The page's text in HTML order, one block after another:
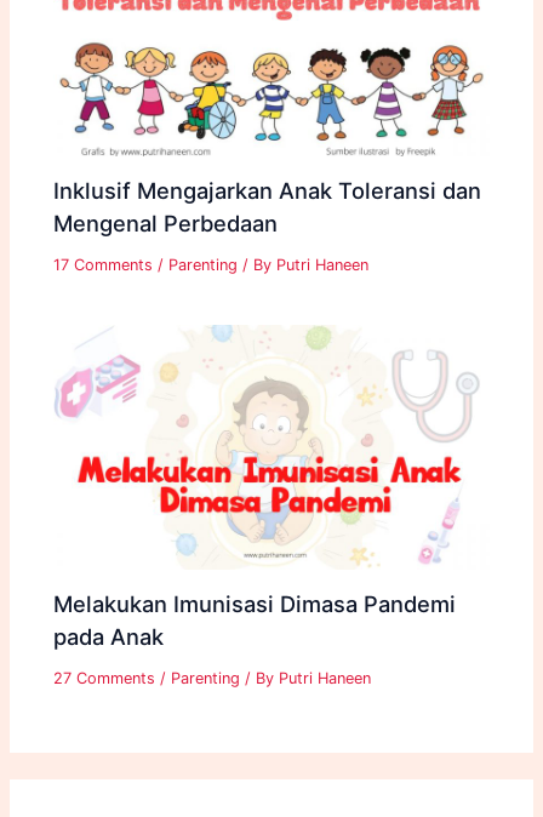
Inklusif Mengajarkan Anak Toleransi dan
Mengenal Perbedaan
17 Comments / Parenting / By Putri Haneen
Melakukan Imunisasi Dimasa Pandemi
pada Anak
27 Comments / Parenting / By Putri Haneen